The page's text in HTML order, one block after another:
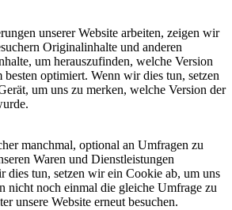
unserer Website arbeiten, zeigen wir
Originalinhalte und anderen
um herauszufinden, welche Version
optimiert. Wenn wir dies tun, setzen
um uns zu merken, welche Version der
manchmal, optional an Umfragen zu
Waren und Dienstleistungen
dies tun, setzen wir ein Cookie ab, um uns
nicht noch einmal die gleiche Umfrage zu
unsere Website erneut besuchen.